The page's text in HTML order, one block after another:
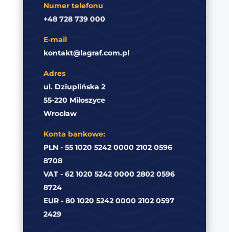
Numer telefonu
+48 728 739 000
E-mail
kontakt@lagraf.com.pl
Adres
ul. Dziuplińska 2
55-220 Miłoszyce
Wrocław
Konta bankowe:
PLN - 55 1020 5242 0000 2102 0596
8708
VAT - 62 1020 5242 0000 2802 0596
8724
EUR - 80 1020 5242 0000 2102 0597
2429